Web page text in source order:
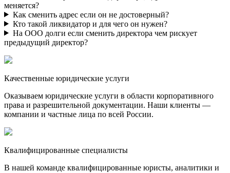
меняется?
Как сменить адрес если он не достоверный?
Кто такой ликвидатор и для чего он нужен?
На ООО долги если сменить директора чем рискует
предыдущий директор?
Качественные юридические услуги
Оказываем юридические услуги в области корпоративного
права и разрешительной документации. Наши клиенты —
компании и частные лица по всей России.
Квалифицированные специалисты
В нашей команде квалифицированные юристы, аналитики и